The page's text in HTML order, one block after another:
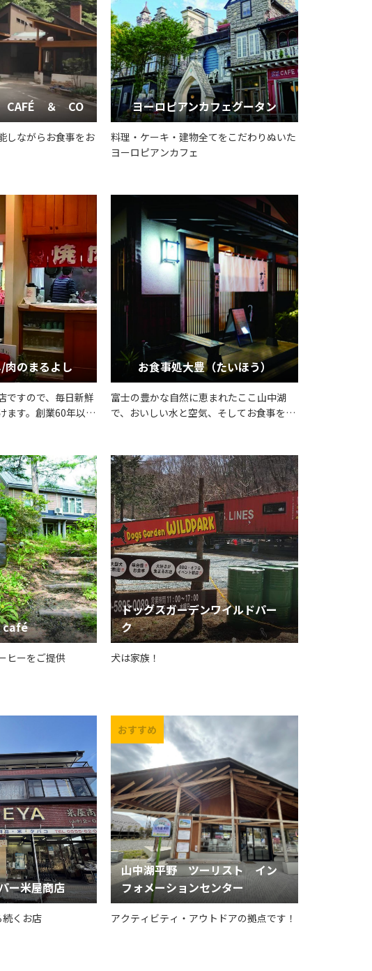
CAFÉ ＆ CO
しながらお食事をお
ヨーロピアンカフェグータン
料理・ケーキ・建物全てをこだわりぬいた
ヨーロピアンカフェ
肉のまるよし
ですので、毎日新鮮
ます。創業60年以上
にご来店下さい！
お食事処大豊（たいほう）
富士の豊かな自然に恵まれたここ山中湖
で、おいしい水と空気、そしてお食事をご
café
ヒーをご提供
ドッグスガーデンワイルドパー
ク
犬は家族！
ー米屋商店
くお店
山中湖平野 ツーリスト イン
フォメーションセンター
アクティビティ・アウトドアの拠点です！